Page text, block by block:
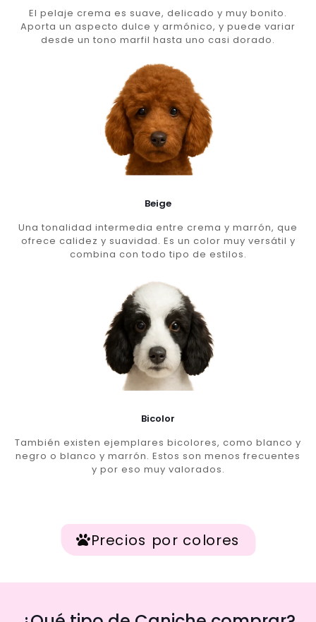
El pelaje crema es suave, delicado y muy bonito.
Aporta un aspecto dulce y armónico, y puede variar
desde un tono marfil hasta uno casi dorado.
Beige
Una tonalidad intermedia entre crema y marrón, que
ofrece calidez y suavidad. Es un color muy versátil y
combina con todo tipo de estilos.
Bicolor
También existen ejemplares bicolores, como blanco y
negro o blanco y marrón. Estos son menos frecuentes
y por eso muy valorados.
Precios por colores